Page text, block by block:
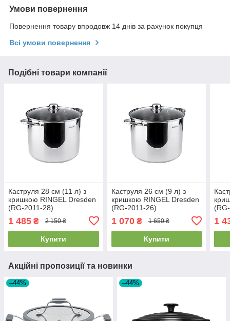
Умови повернення
Повернення товару впродовж 14 днів за рахунок покупця
Всі умови повернення
Подібні товари компанії
Каструля 28 см (11 л) з
кришкою RINGEL Dresden
(RG-2011-28)
1 485 ₴ 2 150 ₴
Купити
Каструля 26 см (9 л) з
кришкою RINGEL Dresden
(RG-2011-26)
1 070₴ 1 650 ₴
Купити
1
Акційні пропозиції та новинки
–44% –44%